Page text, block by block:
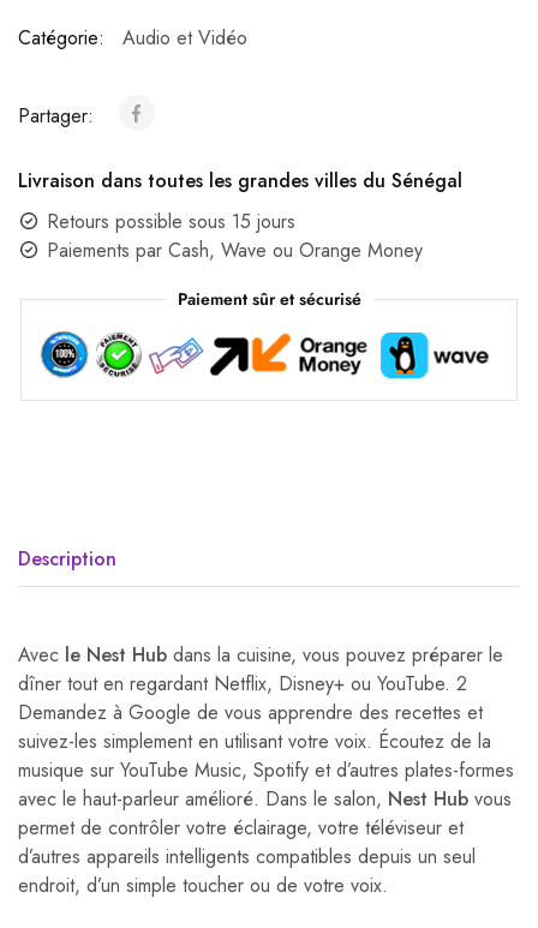
Catégorie:
Audio et Vidéo
Partager:
Livraison dans toutes les grandes villes du Sénégal
Retours possible sous 15 jours
Paiements par Cash, Wave ou Orange Money
Paiement sûr et sécurisé
Description
Avec le Nest Hub dans la cuisine, vous pouvez préparer le
dîner tout en regardant Netflix, Disney+ ou YouTube. 2
Demandez à Google de vous apprendre des recettes et
suivez-les simplement en utilisant votre voix. Écoutez de la
musique sur YouTube Music, Spotify et d’autres plates-formes
avec le haut-parleur amélioré. Dans le salon, Nest Hub vous
permet de contrôler votre éclairage, votre téléviseur et
d’autres appareils intelligents compatibles depuis un seul
endroit, d’un simple toucher ou de votre voix.